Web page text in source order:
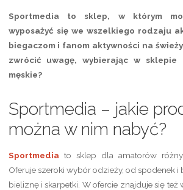
Sportmedia to sklep, w którym
wyposażyć się we wszelkiego rodzaju
biegaczom i fanom aktywności na
zwrócić uwagę, wybierając w sklepie
męskie?
Sportmedia – jakie
można w nim nabyć?
Sportmedia to sklep dla amatorów
Oferuje szeroki wybór odzieży, od spodenek
bieliznę i skarpetki. W ofercie znajduje się też